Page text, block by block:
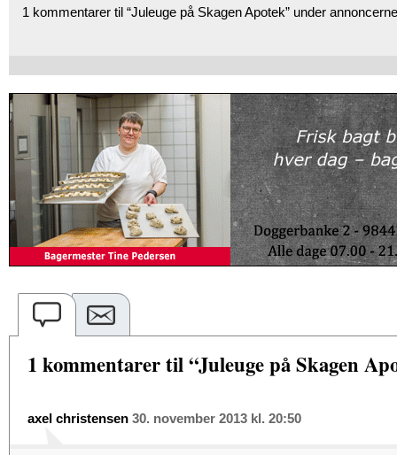
1 kommentarer til “Juleuge på Skagen Apotek” under
1 kommentarer til “Juleuge på Skagen
axel christensen 30. november 2013 kl. 20:50